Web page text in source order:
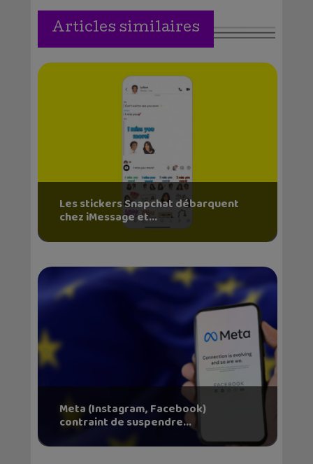
Articles similaires
Les stickers Snapchat débarquent
chez iMessage et...
Meta (Instagram, Facebook)
contraint de suspendre...